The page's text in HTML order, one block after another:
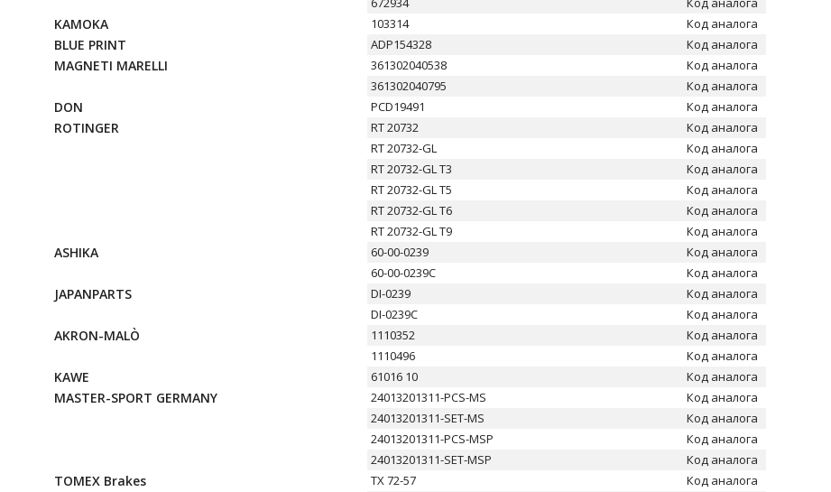
KAMOKA 103314 Код аналога
BLUE PRINT ADP154328 Код аналога
MAGNETI MARELLI 361302040538
Код аналога
361302040795
Код аналога
DON PCD19491 Код аналога
ROTINGER RT 20732
Код аналога
RT 20732-GL
Код аналога
RT 20732-GL T3
Код аналога
RT 20732-GL T5
Код аналога
RT 20732-GL T6
Код аналога
RT 20732-GL T9
Код аналога
ASHIKA 60-00-0239
Код аналога
60-00-0239C
Код аналога
JAPANPARTS DI-0239
Код аналога
DI-0239C
Код аналога
AKRON-MALÒ 1110352
Код аналога
1110496
Код аналога
KAWE 61016 10 Код аналога
MASTER-SPORT GERMANY 24013201311-PCS-MS
Код аналога
24013201311-SET-MS
Код аналога
24013201311-PCS-MSP
Код аналога
24013201311-SET-MSP
Код аналога
TOMEX Brakes TX 72-57 Код аналога